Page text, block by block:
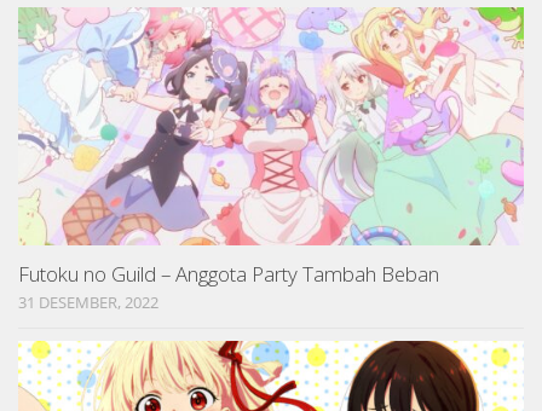
Futoku no Guild – Anggota Party Tambah Beban
31 DESEMBER, 2022